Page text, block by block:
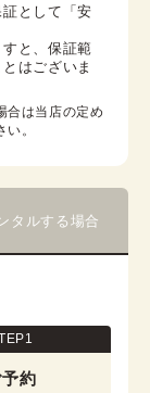
4階
として「安
と、保証範
はございま
合は当店の定め
。
タルする場合
約